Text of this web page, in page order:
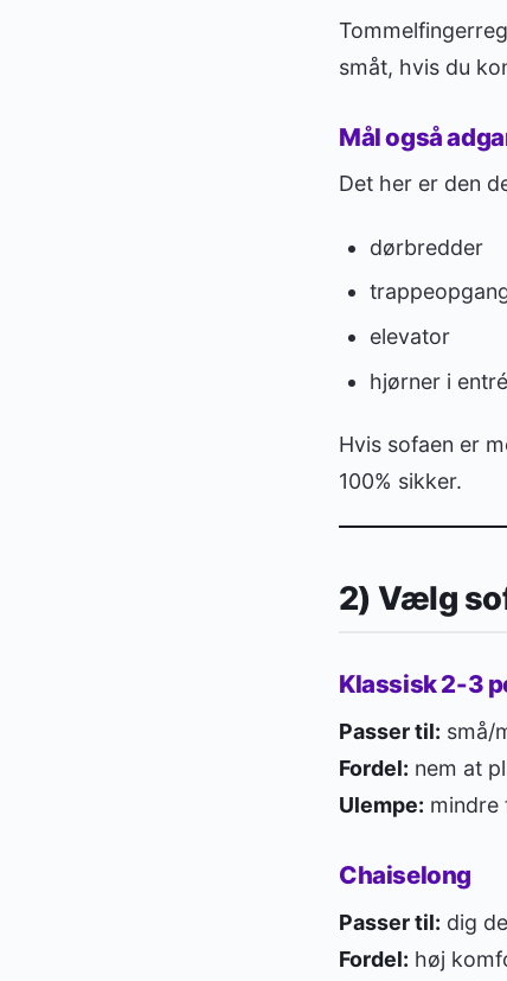
småt, hvis du
Mål også
Det her er den
dørbredder
elevator
hjørner i
Hvis sofaen er
100% sikker.
2) Vælg
Klassisk 2-3
Passer til: små/
Fordel: nem at
Ulempe: mindre
Chaiselong
Passer til: dig
Fordel: høj